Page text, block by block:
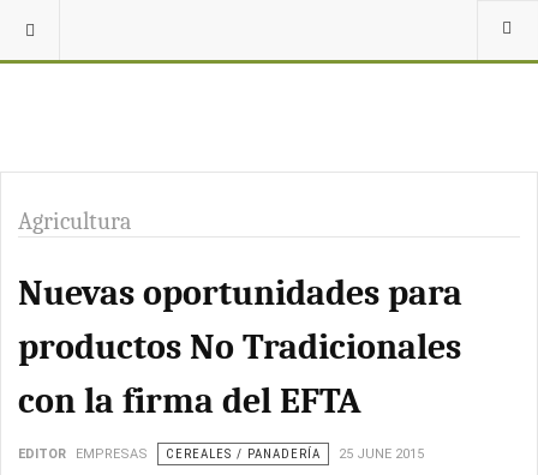
Agricultura
Nuevas oportunidades para
productos No Tradicionales
con la firma del EFTA
EDITOR EMPRESAS CEREALES / PANADERÍA 25 JUNE 2015